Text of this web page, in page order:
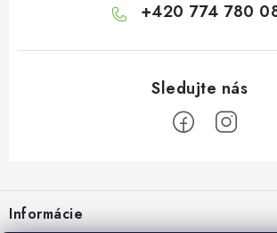
+420 774 780
pInformácie